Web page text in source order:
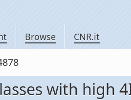
Browse CNR.it
with high